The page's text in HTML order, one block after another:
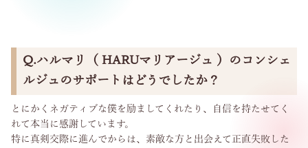
Q.ハルマリ（ HARUマリアージュ ）のコンシェ
ルジュのサポートはどうでしたか？
とにかくネガティブな僕を励ましてくれたり、自信を持たせてく
れて本当に感謝しています。
特に真剣交際に進んでからは、素敵な方と出会えて正直失敗した